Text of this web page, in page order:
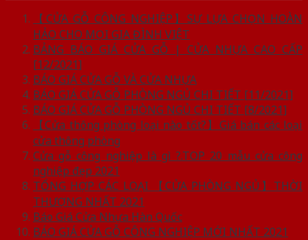
【CỬA GỖ CÔNG NGHIỆP】SỰ LỰA CHỌN HOÀN
HẢO CHO MỌI GIA ĐÌNH VIỆT
BẢNG BÁO GIÁ CỬA GỖ | CỬA NHỰA CAO CẤP
[12/2021]
BÁO GIÁ CỬA GỖ VÀ CỬA NHỰA
BÁO GIÁ CỬA GỖ PHÒNG NGỦ CHI TIẾT [11/2021]
BÁO GIÁ CỬA GỖ PHÒNG NGỦ CHI TIẾT [8/2021]
【Cửa thông phòng loại nào tốt?】Giá bán các loại
cửa thông phòng
Cửa gỗ công nghiệp là gì ?.TOP 20 mẫu cửa công
nghiệp đẹp 2021
TỔNG HỢP CÁC LOẠI 【CỬA PHÒNG NGỦ】THỜI
THƯỢNG NHẤT 2021
Báo Giá Cửa Nhựa Hàn Quốc
BÁO GIÁ CỬA GỖ CÔNG NGHIỆP MỚI NHẤT 2021